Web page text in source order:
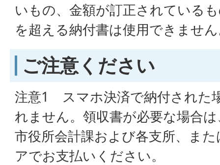
いもの、金額が訂正されている
を超える納付書は使用できませ
ご注意ください
注意1 スマホ決済で納付された
れません。領収書が必要な場合
市役所会計課および各支所、ま
アでお支払いください。